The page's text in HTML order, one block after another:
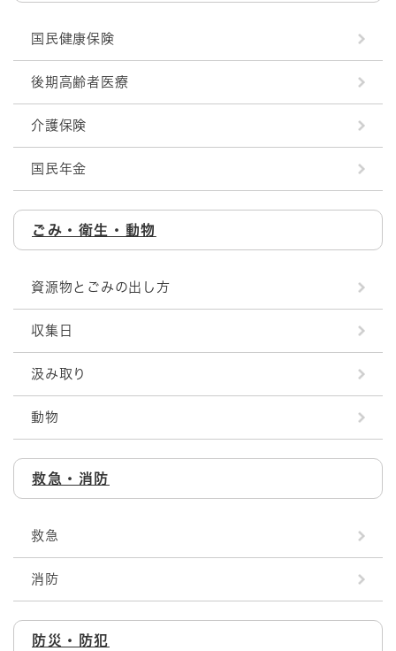
国民健康保険
後期高齢者医療
介護保険
国民年金
ごみ・衛生・動物
資源物とごみの出し方
収集日
汲み取り
動物
救急・消防
救急
消防
防災・防犯